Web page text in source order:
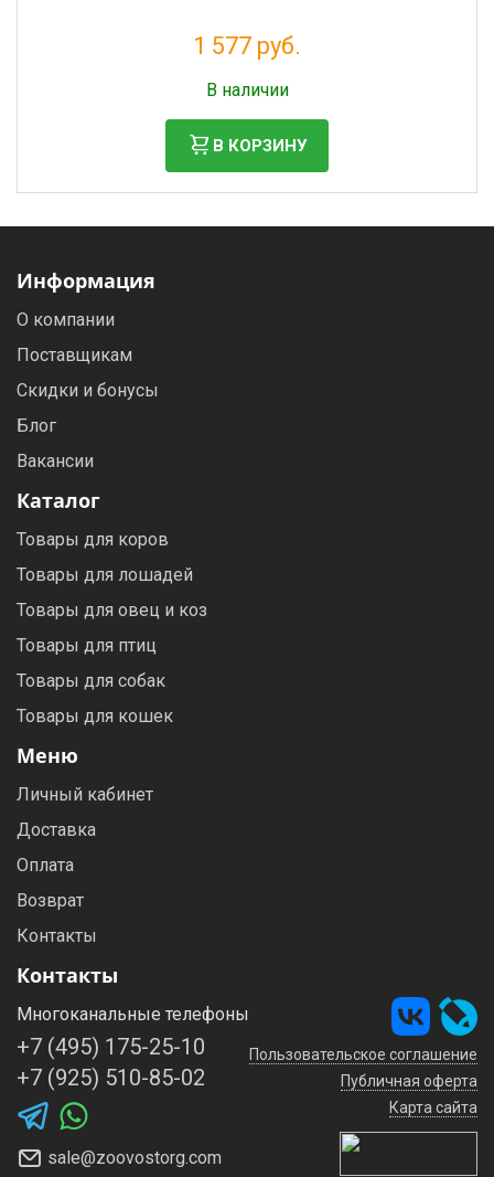
1 577 руб.
В наличии
В КОРЗИНУ
Информация
О компании
Поставщикам
Скидки и бонусы
Блог
Вакансии
Каталог
Товары для коров
Товары для лошадей
Товары для овец и коз
Товары для птиц
Товары для собак
Товары для кошек
Меню
Личный кабинет
Доставка
Оплата
Возврат
Контакты
Контакты
Многоканальные телефоны
+7 (495) 175-25-10
+7 (925) 510-85-02
sale@zoovostorg.com
Пользовательское соглашение
Публичная оферта
Карта сайта